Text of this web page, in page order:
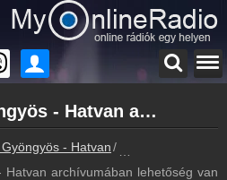
Hatvan
- Hatvan oldalára
Rádió 1 Eger - Gyöngyös - Hatvan archívum - Rádió 1 Eger - Gyöngyös - Hatvan podcasts - Rádió 1 Eger - Gyöngyös - Hatvan visszahallgatás
- Hatvan
archívumában lehetőség van